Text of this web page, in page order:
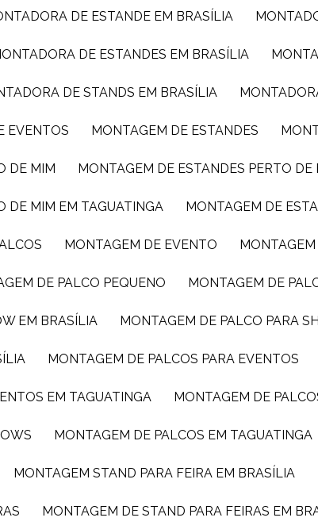
DE ESTANDE EM BRASÍLIA
MONTADORA DE ESTANDES EM BRASÍLIA
DE STANDS EM BRASÍLIA
EVENTOS MONTAGEM DE ESTANDES
DE MIM MONTAGEM DE ESTANDES PERTO
DE MIM EM TAGUATINGA MONTAGEM DE
MONTAGEM DE EVENTO
DE PALCO PEQUENO MONTAGEM DE
EM BRASÍLIA MONTAGEM DE PALCO PARA
MONTAGEM DE PALCOS PARA EVENTOS
EM TAGUATINGA MONTAGEM DE
MONTAGEM DE PALCOS EM TAGUATINGA
MONTAGEM STAND PARA FEIRA EM BRASÍLIA
MONTAGEM DE STAND PARA FEIRAS EM